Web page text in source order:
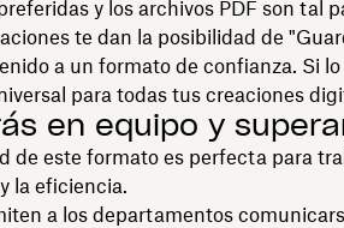
y los archivos PDF son tal
te dan la posibilidad de
a un formato de confianza. Si
para todas tus creaciones
en equipo y
de este formato es perfecta para
la eficiencia.
a los departamentos